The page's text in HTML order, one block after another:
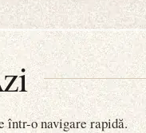
într-o navigare rapidă.